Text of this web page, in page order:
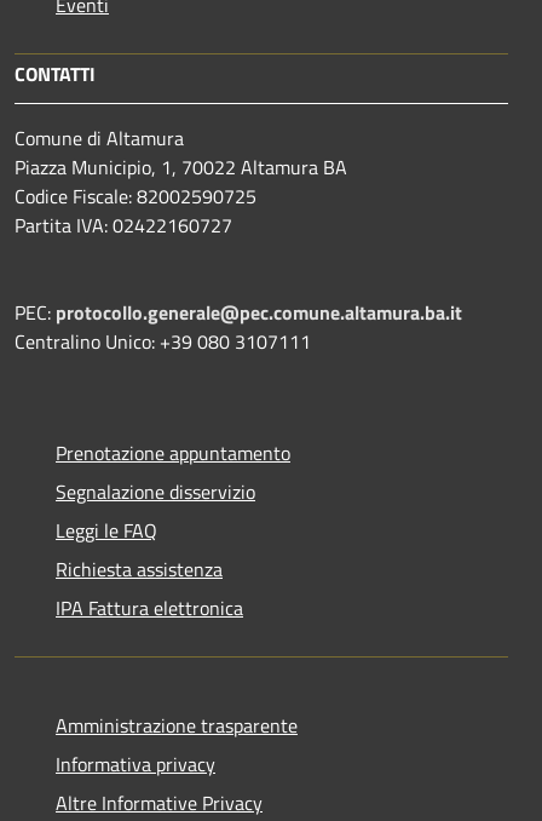
CONTATTI
Comune di Altamura
Piazza Municipio, 1, 70022 Altamura BA
Codice Fiscale: 82002590725
Partita IVA: 02422160727
PEC: protocollo.generale@pec.comune.altamura.ba.it
Centralino Unico: +39 080 3107111
Prenotazione appuntamento
Segnalazione disservizio
Leggi le FAQ
Richiesta assistenza
IPA Fattura elettronica
Amministrazione trasparente
Informativa privacy
Altre Informative Privacy